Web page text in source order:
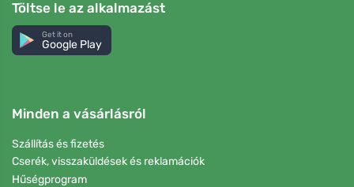
Töltse le az alkalmazást
Get it on
Google Play
Minden a vásárlásról
Szállítás és fizetés
Cserék, visszaküldések és reklamációk
Hűségprogram